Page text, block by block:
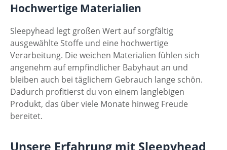
Hochwertige Materialien
Sleepyhead legt großen Wert auf sorgfältig
ausgewählte Stoffe und eine hochwertige
Verarbeitung. Die weichen Materialien fühlen sich
angenehm auf empfindlicher Babyhaut an und
bleiben auch bei täglichem Gebrauch lange schön.
Dadurch profitierst du von einem langlebigen
Produkt, das über viele Monate hinweg Freude
bereitet.
Unsere Erfahrung mit Sleepyhead